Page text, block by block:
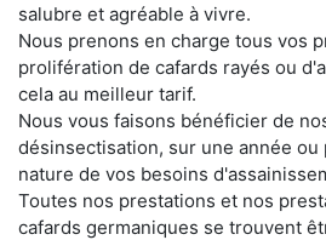
salubre et agréable à vivre.
Nous prenons en charge tous vos
prolifération de cafards rayés ou
cela au meilleur tarif.
Nous vous faisons bénéficier de
désinsectisation, sur une année
nature de vos besoins
Toutes nos prestations et nos
cafards germaniques se trouvent